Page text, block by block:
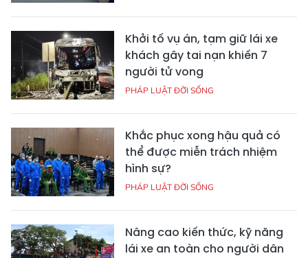
Khởi tố vụ án, tạm giữ lái xe
khách gây tai nạn khiến 7
người tử vong
PHÁP LUẬT ĐỜI SỐNG
Khắc phục xong hậu quả có
thể được miễn trách nhiệm
hình sự?
PHÁP LUẬT ĐỜI SỐNG
Nâng cao kiến thức, kỹ năng
lái xe an toàn cho người dân